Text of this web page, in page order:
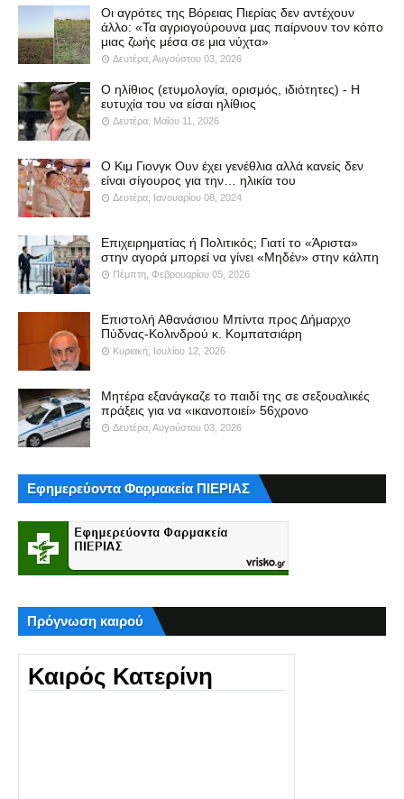
Οι αγρότες της Βόρειας Πιερίας δεν αντέχουν
άλλο: «Τα αγριογούρουνα μας παίρνουν τον κόπο
μιας ζωής μέσα σε μια νύχτα»
Δευτέρα, Αυγούστου 03, 2026
Ο ηλίθιος (ετυμολογία, ορισμός, ιδιότητες) - Η
ευτυχία του να είσαι ηλίθιος
Δευτέρα, Μαΐου 11, 2026
Ο Κιμ Γιονγκ Ουν έχει γενέθλια αλλά κανείς δεν
είναι σίγουρος για την… ηλικία του
Δευτέρα, Ιανουαρίου 08, 2024
Επιχειρηματίας ή Πολιτικός; Γιατί το «Άριστα»
στην αγορά μπορεί να γίνει «Μηδέν» στην κάλπη
Πέμπτη, Φεβρουαρίου 05, 2026
Επιστολή Αθανάσιου Μπίντα προς Δήμαρχο
Πύδνας-Κολινδρού κ. Κομπατσιάρη
Κυριακή, Ιουλίου 12, 2026
Μητέρα εξανάγκαζε το παιδί της σε σεξουαλικές
πράξεις για να «ικανοποιεί» 56χρονο
Δευτέρα, Αυγούστου 03, 2026
Εφημερεύοντα Φαρμακεία ΠΙΕΡΙΑΣ
Πρόγνωση καιρού
Καιρός Κατερίνη